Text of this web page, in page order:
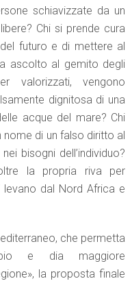
schiavizzate da un
Chi si prende cura
futuro e di mettere al
ascolto al gemito degli
valorizzati, vengono
dignitosa di una
acque del mare? Chi
nome di un falso diritto al
bisogni dell’individuo?
la propria riva per
dal Nord Africa e
che permetta
e dia maggiore
la proposta finale